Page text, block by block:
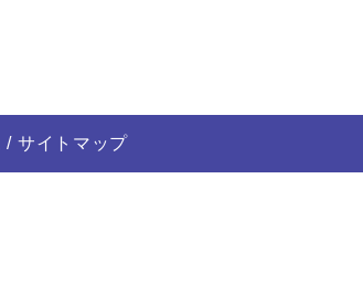
サイトマップ